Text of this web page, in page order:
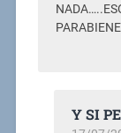
Y SI